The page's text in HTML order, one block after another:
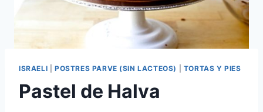
ISRAELI POSTRES PARVE (SIN LACTEOS) TORTAS Y PIES
Pastel de Halva